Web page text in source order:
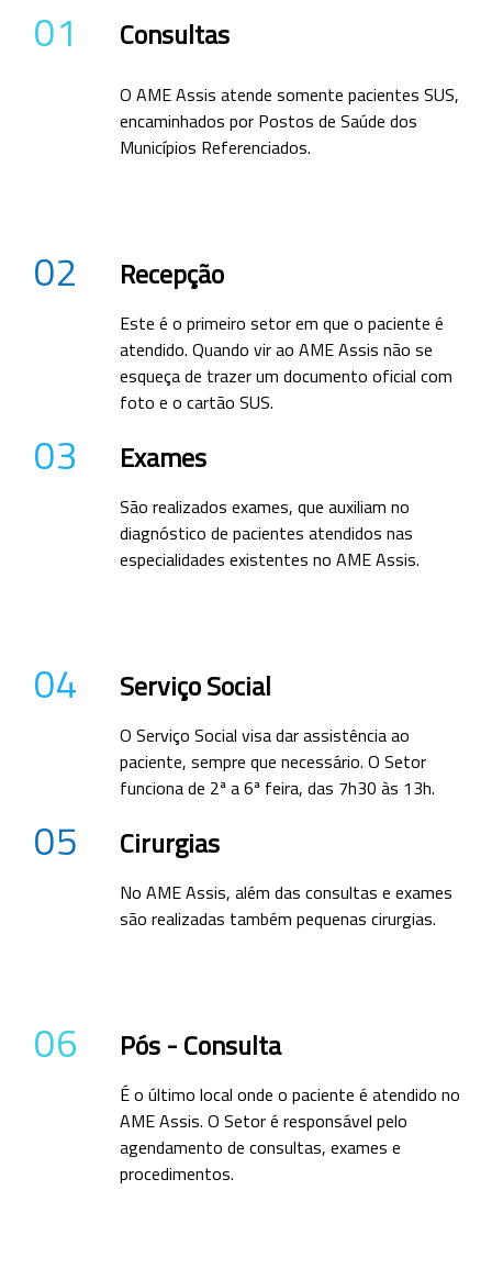
01 Consultas
O AME Assis atende somente pacientes SUS,
encaminhados por Postos de Saúde dos
Municípios Referenciados.
02 Recepção
Este é o primeiro setor em que o paciente é
atendido. Quando vir ao AME Assis não se
esqueça de trazer um documento oficial com
foto e o cartão SUS.
03 Exames
São realizados exames, que auxiliam no
diagnóstico de pacientes atendidos nas
especialidades existentes no AME Assis.
04 Serviço Social
O Serviço Social visa dar assistência ao
paciente, sempre que necessário. O Setor
funciona de 2ª a 6ª feira, das 7h30 às 13h.
05 Cirurgias
No AME Assis, além das consultas e exames
são realizadas também pequenas cirurgias.
06 Pós - Consulta
É o último local onde o paciente é atendido no
AME Assis. O Setor é responsável pelo
agendamento de consultas, exames e
procedimentos.